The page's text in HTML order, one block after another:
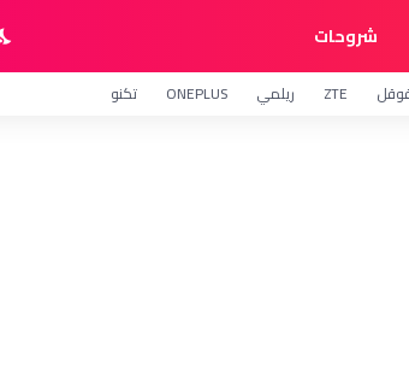
شروحات
ZTE ريلمي ONEPLUS تكنو